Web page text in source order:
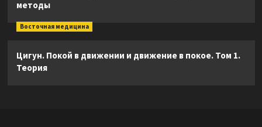
методы
Восточная медицина
Цигун. Покой в движении и движение в покое. Том 1.
Теория